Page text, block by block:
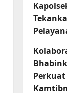
Perkuat